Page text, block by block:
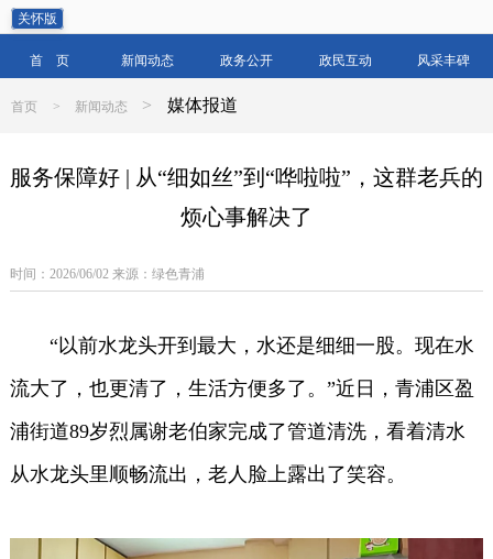
关怀版
首 页 新闻动态 政务公开 政民互动 风采丰碑
首页 > 新闻动态 > 媒体报道
服务保障好 | 从“细如丝”到“哗啦啦”，这群老兵的
烦心事解决了
时间：2026/06/02 来源：绿色青浦
“以前水龙头开到最大，水还是细细一股。现在水
流大了，也更清了，生活方便多了。”近日，青浦区盈
浦街道89岁烈属谢老伯家完成了管道清洗，看着清水
从水龙头里顺畅流出，老人脸上露出了笑容。